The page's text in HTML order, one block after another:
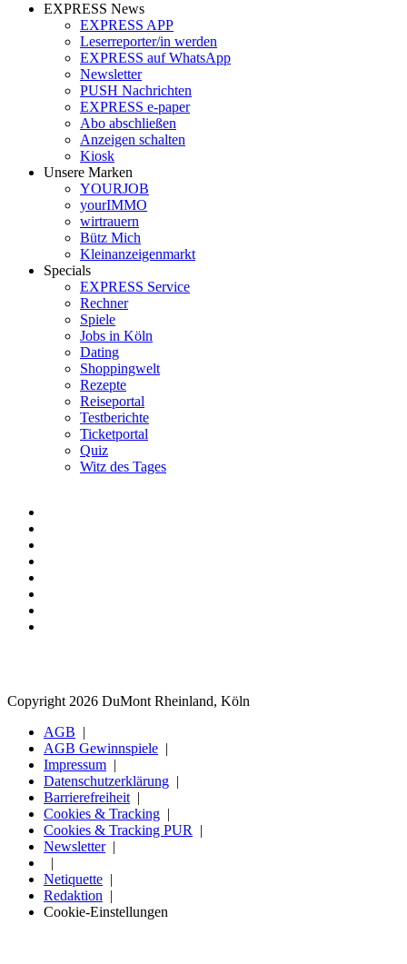
EXPRESS News
EXPRESS APP
Leserreporter/in werden
EXPRESS auf WhatsApp
Newsletter
PUSH Nachrichten
EXPRESS e-paper
Abo abschließen
Anzeigen schalten
Kiosk
Unsere Marken
YOURJOB
yourIMMO
wirtrauern
Bütz Mich
Kleinanzeigenmarkt
Specials
EXPRESS Service
Rechner
Spiele
Jobs in Köln
Dating
Shoppingwelt
Rezepte
Reiseportal
Testberichte
Ticketportal
Quiz
Witz des Tages
Copyright 2026 DuMont Rheinland, Köln
AGB
AGB Gewinnspiele
Impressum
Datenschutzerklärung
Barrierefreiheit
Cookies & Tracking
Cookies & Tracking PUR
Newsletter
Netiquette
Redaktion
Cookie-Einstellungen